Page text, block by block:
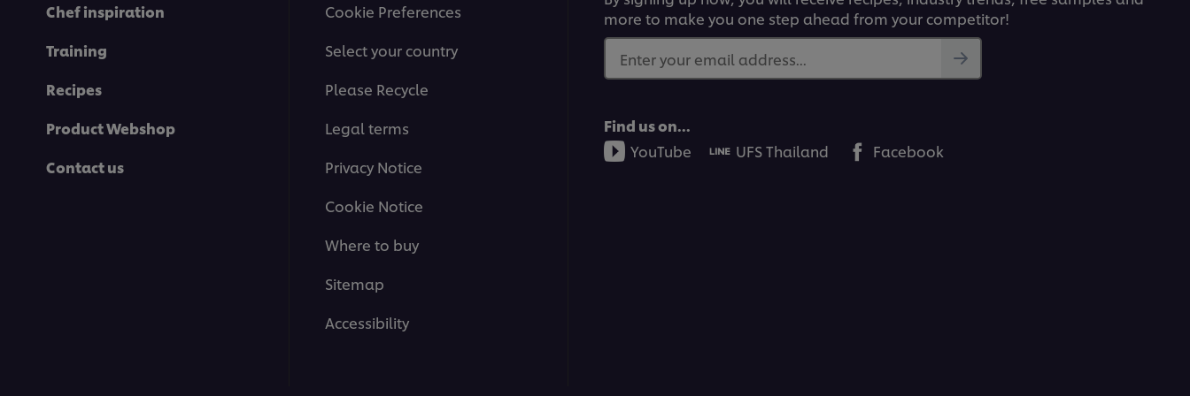
Chef inspiration
Training
Recipes
Product Webshop
Contact us
Cookie Preferences
Select your country
Please Recycle
Legal terms
Privacy Notice
Cookie Notice
Where to buy
Sitemap
Accessibility
more to make you one step ahead from your competitor!
Enter your email address...
Find us on...
YouTube
UFS Thailand Facebook